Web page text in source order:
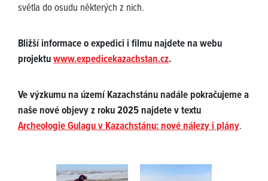
světla do osudu některých z nich.
Bližší informace o expedici i filmu najdete na webu
projektuwww.expedicekazachstan.cz.
Ve výzkumu na území Kazachstánu nadále pokračujeme a
naše nové objevy z roku 2025 najdete v textu
Archeologie Gulagu v Kazachstánu: nové nálezy i plány.